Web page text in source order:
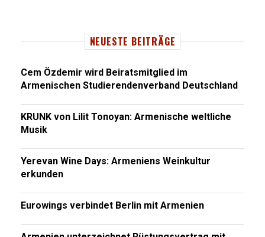
NEUESTE BEITRÄGE
Cem Özdemir wird Beiratsmitglied im
Armenischen Studierendenverband Deutschland
KRUNK von Lilit Tonoyan: Armenische weltliche
Musik
Yerevan Wine Days: Armeniens Weinkultur
erkunden
Eurowings verbindet Berlin mit Armenien